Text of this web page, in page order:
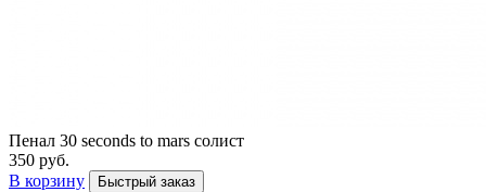
Пенал 30 seconds to mars солист
350 руб.
В корзину
Быстрый заказ